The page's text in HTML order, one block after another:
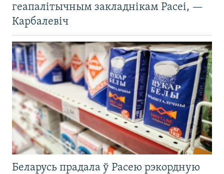
геапалітычным закладнікам Расеі, —
Карбалевіч
Беларусь прадала ў Расею рэкордную